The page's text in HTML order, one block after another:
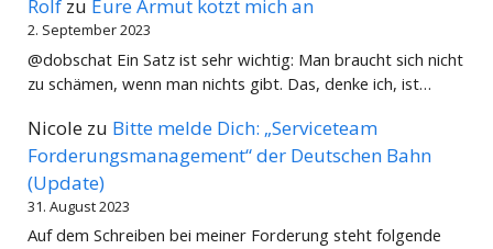
Rolf zu Eure Armut kotzt mich an
2. September 2023
@dobschat Ein Satz ist sehr wichtig: Man braucht sich nicht
zu schämen, wenn man nichts gibt. Das, denke ich, ist…
Nicole zu Bitte melde Dich: „Serviceteam
Forderungsmanagement“ der Deutschen Bahn
(Update)
31. August 2023
Auf dem Schreiben bei meiner Forderung steht folgende